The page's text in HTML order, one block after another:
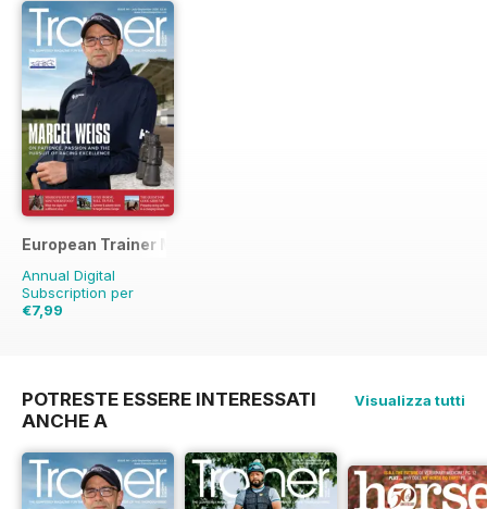
European Trainer Magazine - horse racing
Annual Digital
Subscription per
€7,99
POTRESTE ESSERE INTERESSATI
ANCHE A
Visualizza tutti